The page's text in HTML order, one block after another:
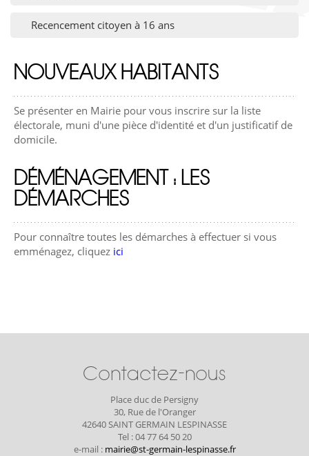
Recencement citoyen à 16 ans
NOUVEAUX HABITANTS
Se présenter en Mairie pour vous inscrire sur la liste
électorale, muni d'une pièce d'identité et d'un justificatif de
domicile.
DÉMÉNAGEMENT : LES
DÉMARCHES
Pour connaître toutes les démarches à effectuer si vous
emménagez, cliquez ici
Contactez-nous
Place duc de Persigny
30, Rue de l'Oranger
42640 SAINT GERMAIN LESPINASSE
Tel : 04 77 64 50 20
e-mail : mairie@st-germain-lespinasse.fr